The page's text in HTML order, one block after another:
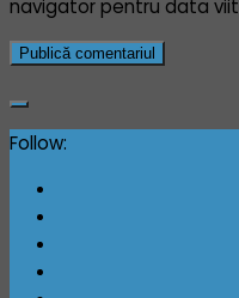
navigator pentru data
Follow: